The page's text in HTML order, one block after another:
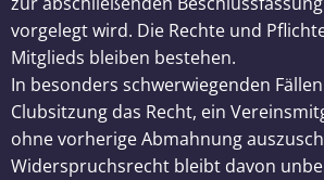
vorgelegt wird. Die Rechte und
Mitglieds bleiben bestehen.
In besonders schwerwiegenden
Clubsitzung das Recht, ein
ohne vorherige Abmahnung
Widerspruchsrecht bleibt davon